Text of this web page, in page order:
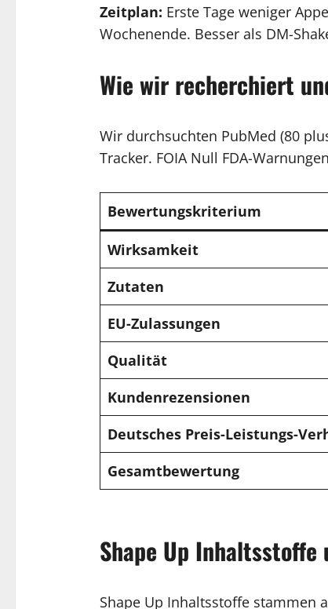
Zeitplan: Erste Tage weniger
Wochenende. Besser als DM-
Wie wir recherchiert
Wir durchsuchten PubMed (80
Tracker. FOIA Null FDA-
Bewertungskriterium
Wirksamkeit
Zutaten
EU-Zulassungen
Qualität
Kundenrezensionen
Deutsches Preis-Leistungs-
Gesamtbewertung
Shape Up
Shape Up Inhaltsstoffe stammen